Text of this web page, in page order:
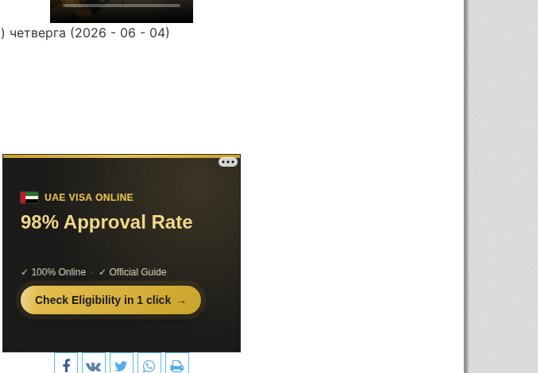
четверга (2026 - 06 - 04)